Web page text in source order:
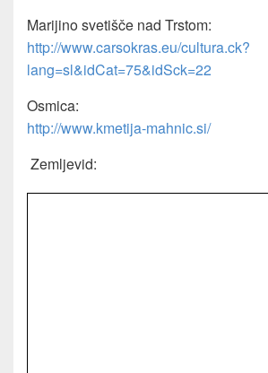
Marijino svetišče nad Trstom:
http://www.carsokras.eu/cultura.ck?
lang=sl&idCat=75&idSck=22
Osmica:
http://www.kmetija-mahnic.si/
Zemljevid: